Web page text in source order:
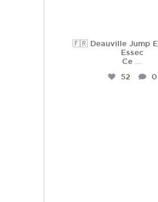
🇫🇷 Deauville Jump
Essec
Ce
52
0